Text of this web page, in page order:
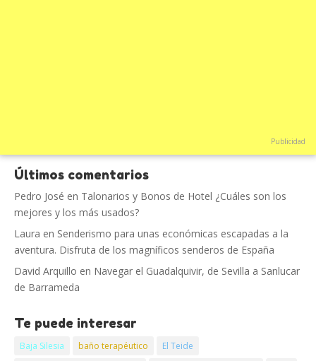
Publicidad
Últimos comentarios
Pedro José en Talonarios y Bonos de Hotel ¿Cuáles son los
mejores y los más usados?
Laura en Senderismo para unas económicas escapadas a la
aventura. Disfruta de los magníficos senderos de España
David Arquillo en Navegar el Guadalquivir, de Sevilla a Sanlucar
de Barrameda
Te puede interesar
Baja Silesia baño terapéutico
El Teide